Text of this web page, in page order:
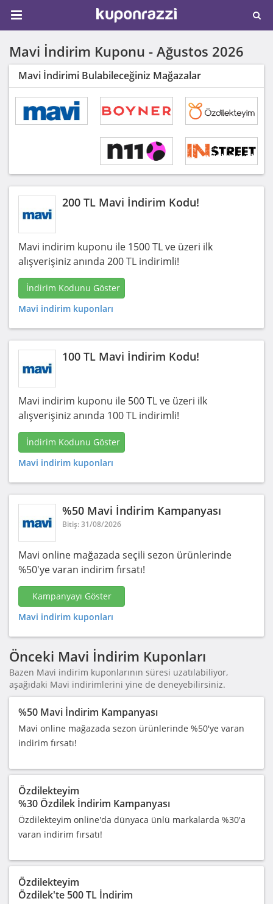
Mavi İndirim Kuponu - Ağustos 2026
Mavi İndirimi Bulabileceğiniz Mağazalar
200 TL Mavi İndirim Kodu!
Mavi indirim kuponu ile 1500 TL ve üzeri ilk
alışverişiniz anında 200 TL indirimli!
İndirim Kodunu Göster
Mavi indirim kuponları
100 TL Mavi İndirim Kodu!
Mavi indirim kuponu ile 500 TL ve üzeri ilk
alışverişiniz anında 100 TL indirimli!
İndirim Kodunu Göster
Mavi indirim kuponları
%50 Mavi İndirim Kampanyası
Bitiş: 31/08/2026
Mavi online mağazada seçili sezon ürünlerinde
%50'ye varan indirim fırsatı!
Kampanyayı Göster
Mavi indirim kuponları
Önceki Mavi İndirim Kuponları
Bazen Mavi indirim kuponlarının süresi uzatılabiliyor,
aşağıdaki Mavi indirimlerini yine de deneyebilirsiniz.
%50 Mavi İndirim Kampanyası
Mavi online mağazada sezon ürünlerinde %50'ye varan
indirim fırsatı!
Özdilekteyim
%30 Özdilek İndirim Kampanyası
Özdilekteyim online'da dünyaca ünlü markalarda %30'a
varan indirim fırsatı!
Özdilekteyim
Özdilek'te 500 TL İndirim